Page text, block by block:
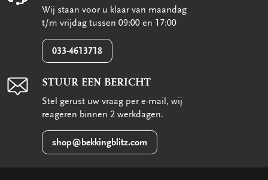
Wij staan voor u klaar van maandag
t/m vrijdag tussen 09:00 en 17:00
033-4613718
STUUR EEN BERICHT
Stel gerust uw vraag per e-mail, wij
reageren binnen 2 werkdagen.
shop@bekkingblitz.com